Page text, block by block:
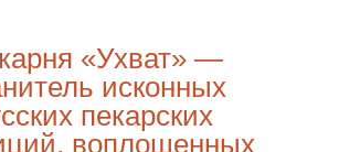
«Ухват» —
исконных
пекарских
воплощенных